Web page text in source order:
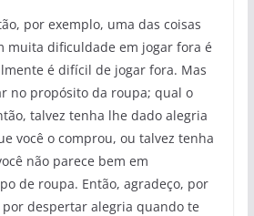
por exemplo, uma das coisas
muita dificuldade em jogar fora é
é difícil de jogar fora. Mas
no propósito da roupa; qual o
talvez tenha lhe dado alegria
você o comprou, ou talvez tenha
não parece bem em
de roupa. Então, agradeço, por
despertar alegria quando te